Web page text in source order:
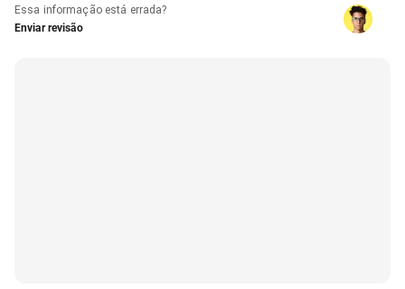
Essa informação está errada?
Enviar revisão